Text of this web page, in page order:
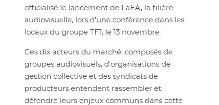
officialisé le lancement de LaFA, la filière
audiovisuelle, lors d’une conférence dans les
locaux du groupe TF1, le 13 novembre.
Ces dix acteurs du marché, composés de
groupes audiovisuels, d’organisations de
gestion collective et des syndicats de
producteurs entendent rassembler et
défendre leurs enjeux communs dans cette